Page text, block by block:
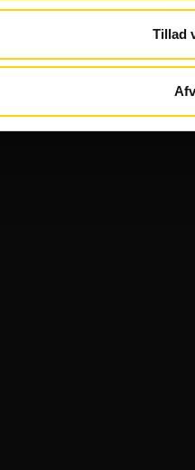
Tillad